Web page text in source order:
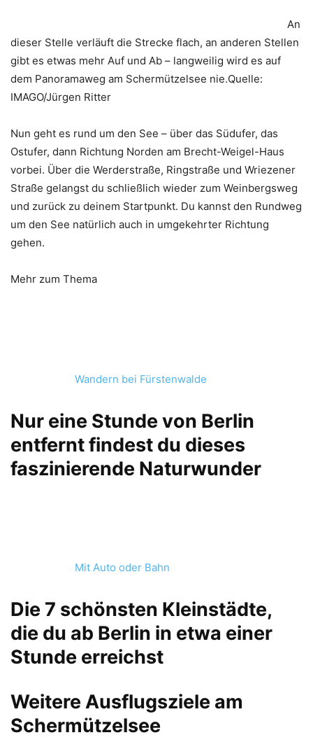
An
dieser Stelle verläuft die Strecke flach, an anderen Stellen
gibt es etwas mehr Auf und Ab – langweilig wird es auf
dem Panoramaweg am Schermützelsee nie.Quelle:
IMAGO/Jürgen Ritter
Nun geht es rund um den See – über das Südufer, das
Ostufer, dann Richtung Norden am Brecht-Weigel-Haus
vorbei. Über die Werderstraße, Ringstraße und Wriezener
Straße gelangst du schließlich wieder zum Weinbergsweg
und zurück zu deinem Startpunkt. Du kannst den Rundweg
um den See natürlich auch in umgekehrter Richtung
gehen.
Mehr zum Thema
Wandern bei Fürstenwalde
Nur eine Stunde von Berlin
entfernt findest du dieses
faszinierende Naturwunder
Mit Auto oder Bahn
Die 7 schönsten Kleinstädte,
die du ab Berlin in etwa einer
Stunde erreichst
Weitere Ausflugsziele am
Schermützelsee